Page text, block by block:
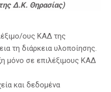
Δ.Κ. Θηρασίας)
ους ΚΑΔ της
τη διάρκεια υλοποίησης.
μόνο σε επιλέξιμους ΚΑΔ
και δεδομένα